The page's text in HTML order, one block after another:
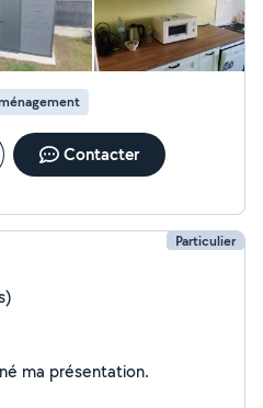
Contacter
Particulier
Je n'ai pas encore renseigné ma présentation.